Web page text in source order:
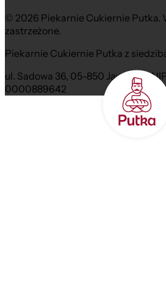
© 2026 Piekarnie Cukiernie Putka.
zastrzeżone.
Piekarnie Cukiernie Putka z
ul. Sadowa 36, 05-850 Jawczyce
0000889642